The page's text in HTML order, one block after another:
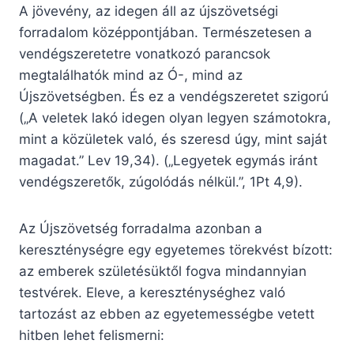
A jövevény, az idegen áll az újszövetségi
forradalom középpontjában. Természetesen a
vendégszeretetre vonatkozó parancsok
megtalálhatók mind az Ó-, mind az
Újszövetségben. És ez a vendégszeretet szigorú
(„A veletek lakó idegen olyan legyen számotokra,
mint a közületek való, és szeresd úgy, mint saját
magadat.” Lev 19,34). („Legyetek egymás iránt
vendégszeretők, zúgolódás nélkül.”, 1Pt 4,9).
Az Újszövetség forradalma azonban a
kereszténységre egy egyetemes törekvést bízott:
az emberek születésüktől fogva mindannyian
testvérek. Eleve, a kereszténységhez való
tartozást az ebben az egyetemességbe vetett
hitben lehet felismerni: